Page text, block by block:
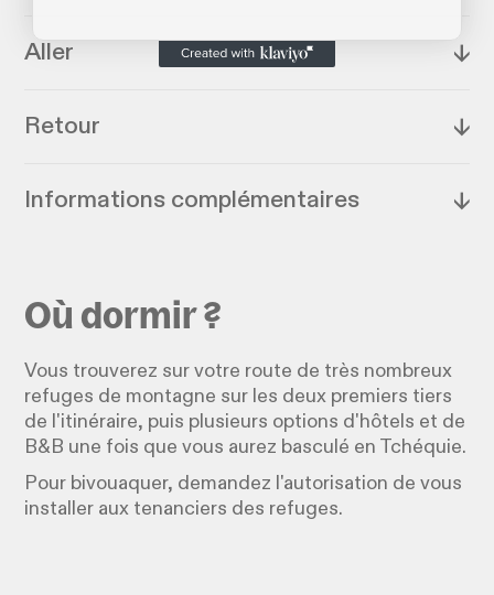
Aller ↓
Retour ↓
Informations complémentaires ↓
Où dormir ?
Vous trouverez sur votre route de très nombreux
refuges de montagne sur les deux premiers tiers
de l'itinéraire, puis plusieurs options d'hôtels et de
B&B une fois que vous aurez basculé en Tchéquie.
Pour bivouaquer, demandez l'autorisation de vous
installer aux tenanciers des refuges.